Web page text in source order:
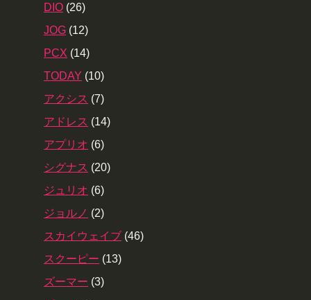
DIO (26)
JOG (12)
PCX (14)
TODAY (10)
アクシス (7)
アドレス (14)
アプリオ (6)
シグナス (20)
ジュリオ (6)
ジョルノ (2)
スカイウェイブ (46)
スクーピー (13)
ズーマー (3)